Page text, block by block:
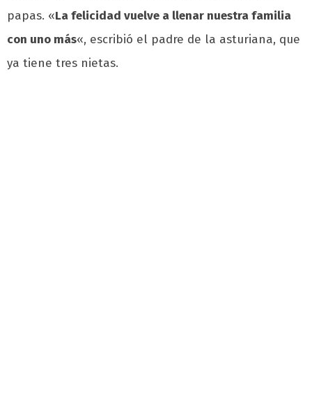
papas. «La felicidad vuelve a llenar nuestra familia
con uno más«, escribió el padre de la asturiana, que
ya tiene tres nietas.